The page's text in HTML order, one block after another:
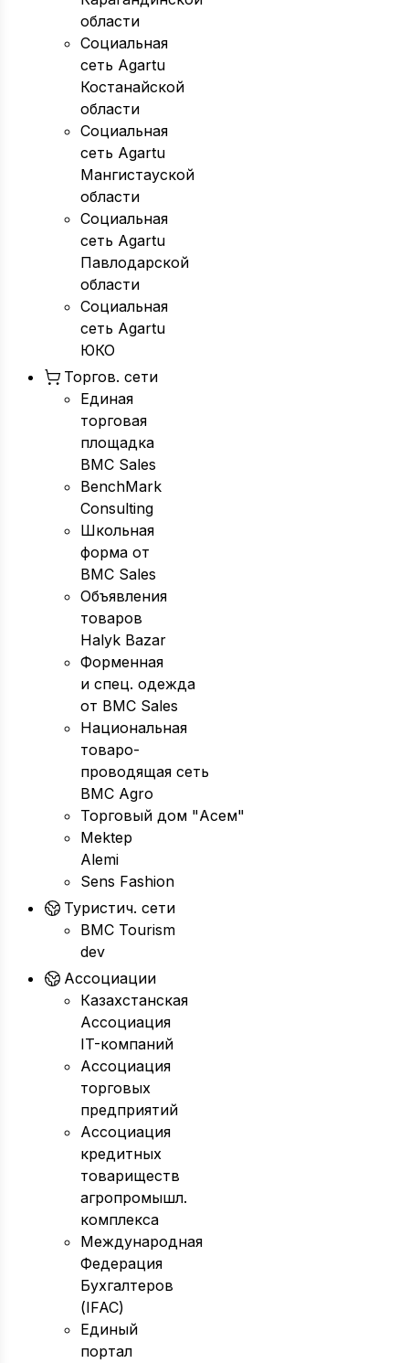
области
Социальная
сеть Agartu
Костанайской
области
Социальная
сеть Agartu
Мангистауской
области
Социальная
сеть Agartu
Павлодарской
области
Социальная
сеть Agartu
ЮКО
Торгов. сети
Единая
торговая
площадка
BMC Sales
BenchMark
Consulting
Школьная
форма от
BMC Sales
Объявления
товаров
Halyk Bazar
Форменная
и спец. одежда
от BMC Sales
Национальная
товаро-
проводящая сеть
BMC Agro
Торговый дом "Асем"
Mektep
Alemi
Sens Fashion
Туристич. сети
BMC Tourism
dev
Ассоциации
Казахстанская
Ассоциация
IT-компаний
Ассоциация
торговых
предприятий
Ассоциация
кредитных
товариществ
агропромышл.
комплекса
Международная
Федерация
Бухгалтеров
(IFAC)
Единый
портал